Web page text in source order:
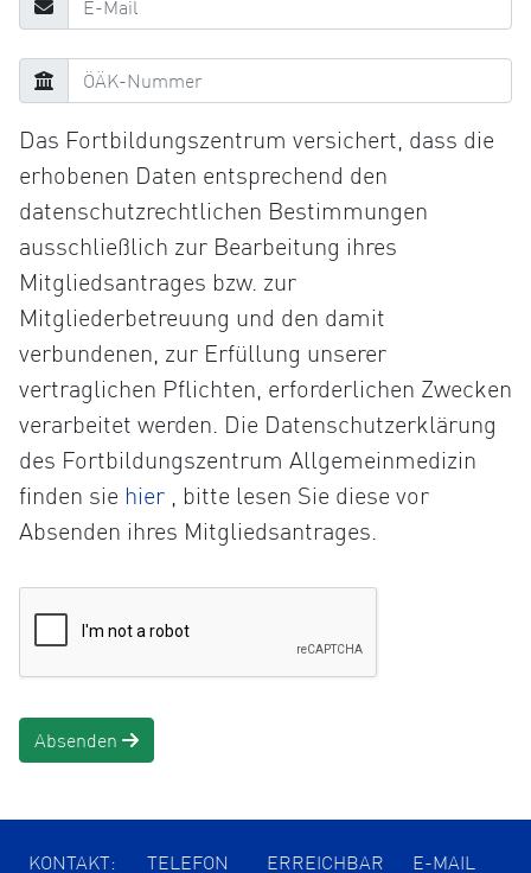
Das Fortbildungszentrum versichert, dass die
erhobenen Daten entsprechend den
datenschutzrechtlichen Bestimmungen
ausschließlich zur Bearbeitung ihres
Mitgliedsantrages bzw. zur
Mitgliederbetreuung und den damit
verbundenen, zur Erfüllung unserer
vertraglichen Pflichten, erforderlichen Zwecken
verarbeitet werden. Die Datenschutzerklärung
des Fortbildungszentrum Allgemeinmedizin
finden sie hier
Öffnet
die
einem
neuen
, bitte lesen Sie diese vor
Absenden ihres Mitgliedsantrages.
Absenden
KONTAKT: TELEFON ERREICHBAR E-MAIL